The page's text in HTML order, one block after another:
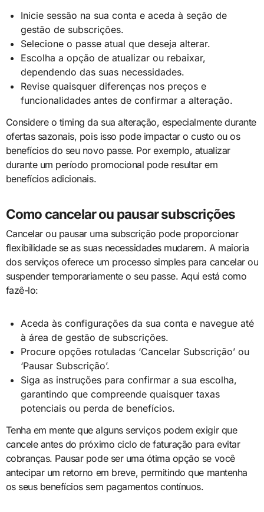
Inicie sessão na sua conta e aceda à seção de
gestão de subscrições.
Selecione o passe atual que deseja alterar.
Escolha a opção de atualizar ou rebaixar,
dependendo das suas necessidades.
Revise quaisquer diferenças nos preços e
funcionalidades antes de confirmar a alteração.
Considere o timing da sua alteração, especialmente durante
ofertas sazonais, pois isso pode impactar o custo ou os
benefícios do seu novo passe. Por exemplo, atualizar
durante um período promocional pode resultar em
benefícios adicionais.
Como cancelar ou pausar subscrições
Cancelar ou pausar uma subscrição pode proporcionar
flexibilidade se as suas necessidades mudarem. A maioria
dos serviços oferece um processo simples para cancelar ou
suspender temporariamente o seu passe. Aqui está como
fazê-lo:
Aceda às configurações da sua conta e navegue até
à área de gestão de subscrições.
Procure opções rotuladas ‘Cancelar Subscrição’ ou
‘Pausar Subscrição’.
Siga as instruções para confirmar a sua escolha,
garantindo que compreende quaisquer taxas
potenciais ou perda de benefícios.
Tenha em mente que alguns serviços podem exigir que
cancele antes do próximo ciclo de faturação para evitar
cobranças. Pausar pode ser uma ótima opção se você
antecipar um retorno em breve, permitindo que mantenha
os seus benefícios sem pagamentos contínuos.